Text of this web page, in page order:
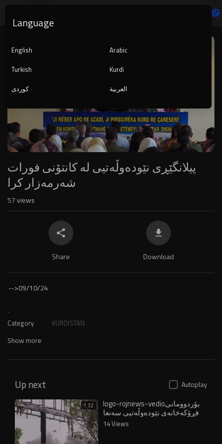
Player
پیلانگێڕی نێودەوڵەتیی لە کانتۆنی فورات
شەرمەزار کرا
57views
Share Download
-->09/10/24
.
Category KURDISTAN
Show more
Up next Autoplay
1:32 logo-rojnews-vedioبۆردوومانی
فڕۆکەخانەی نێودەوڵەتیی سەنعا
کرا
14 Views
Language
English
Arabic
Turkish
Kurdi
کوردی
العربية